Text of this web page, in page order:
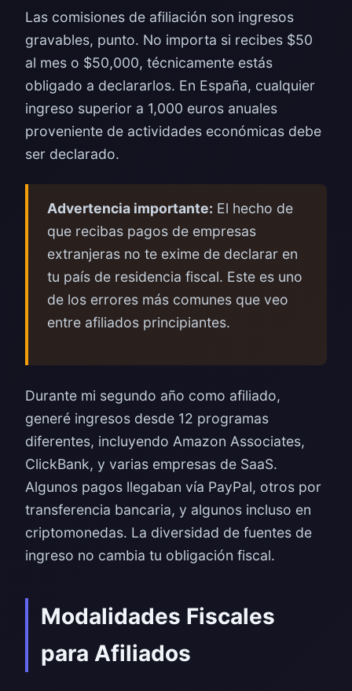
Las comisiones de afiliación son ingresos
gravables, punto. No importa si recibes $50
al mes o $50,000, técnicamente estás
obligado a declararlos. En España, cualquier
ingreso superior a 1,000 euros anuales
proveniente de actividades económicas debe
ser declarado.
Advertencia importante: El hecho de
que recibas pagos de empresas
extranjeras no te exime de declarar en
tu país de residencia fiscal. Este es uno
de los errores más comunes que veo
entre afiliados principiantes.
Durante mi segundo año como afiliado,
generé ingresos desde 12 programas
diferentes, incluyendo Amazon Associates,
ClickBank, y varias empresas de SaaS.
Algunos pagos llegaban vía PayPal, otros por
transferencia bancaria, y algunos incluso en
criptomonedas. La diversidad de fuentes de
ingreso no cambia tu obligación fiscal.
Modalidades Fiscales
para Afiliados